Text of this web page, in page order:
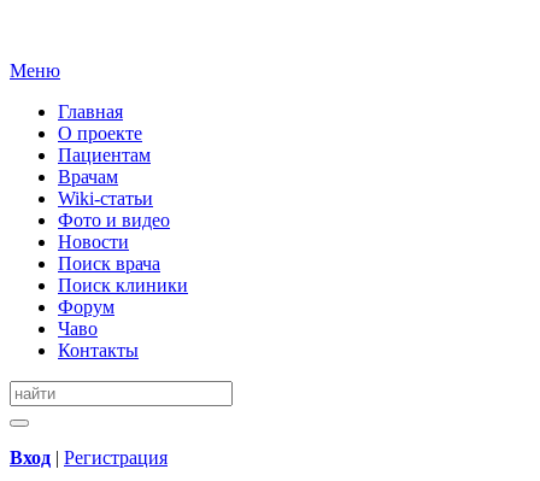
Меню
Главная
О проекте
Пациентам
Врачам
Wiki-статьи
Фото и видео
Новости
Поиск врача
Поиск клиники
Форум
Чаво
Контакты
Вход | Регистрация